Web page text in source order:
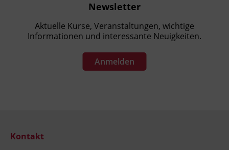
Newsletter
Aktuelle Kurse, Veranstaltungen, wichtige
Informationen und interessante Neuigkeiten.
Anmelden
Kontakt